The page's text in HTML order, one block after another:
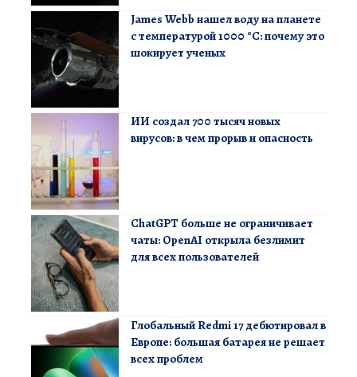
James Webb нашел воду на планете
с температурой 1000 °C: почему это
шокирует ученых
ИИ создал 700 тысяч новых
вирусов: в чем прорыв и опасность
ChatGPT больше не ограничивает
чаты: OpenAI открыла безлимит
для всех пользователей
Глобальный Redmi 17 дебютировал в
Европе: большая батарея не решает
всех проблем